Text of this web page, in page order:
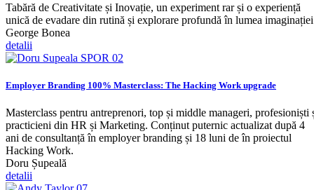
Tabără de Creativitate și Inovație, un experiment rar și o experiență
unică de evadare din rutină și explorare profundă în lumea
George Bonea
detalii
Employer Branding 100% Masterclass: The Hacking Work upgrade
Masterclass pentru antreprenori, top și middle manageri, profesioniști
practicieni din HR și Marketing. Conținut puternic actualizat după 4
ani de consultanță în employer branding și 18 luni de în proiectul
Hacking Work.
Doru Șupeală
detalii